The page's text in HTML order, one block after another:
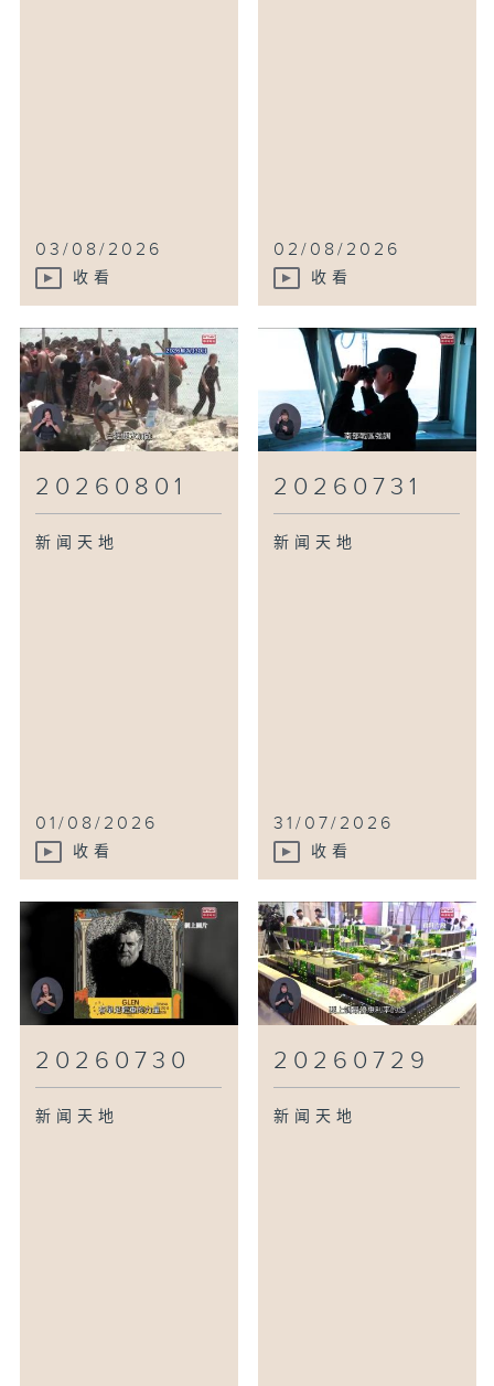
03/08/2026
收看
02/08/2026
收看
20260801
新闻天地
01/08/2026
收看
20260731
新闻天地
31/07/2026
收看
20260730
新闻天地
20260729
新闻天地